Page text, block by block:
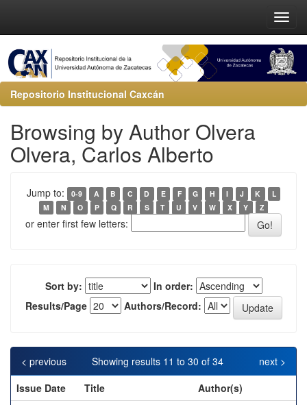
Repositorio Institucional Caxcán
Browsing by Author Olvera
Olvera, Carlos Alberto
Jump to: 0-9 A B C D E F G H I J K
L
M
N O P Q R S T U V W X Y Z
or enter first few letters:
Sort by:
In order:
Results/Page
Authors/Record:
Showing results 11 to 30 of 34
< previous
next >
Issue Date
Title
Author(s)